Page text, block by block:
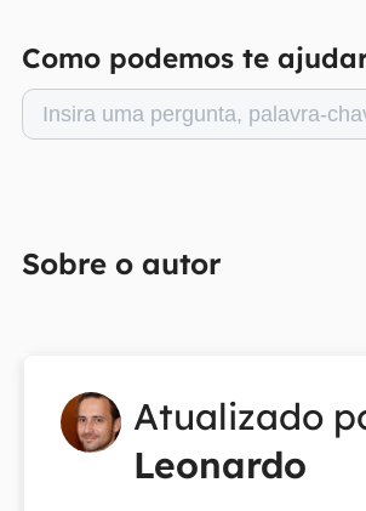
Como podemos te
Sobre o autor
Atualizado
Leonardo